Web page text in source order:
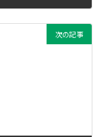
次の記事